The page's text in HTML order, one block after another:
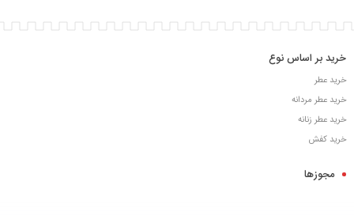
خرید بر اساس نوع
خرید عطر
خرید عطر مردانه
خرید عطر زنانه
خرید کفش
مجوزها